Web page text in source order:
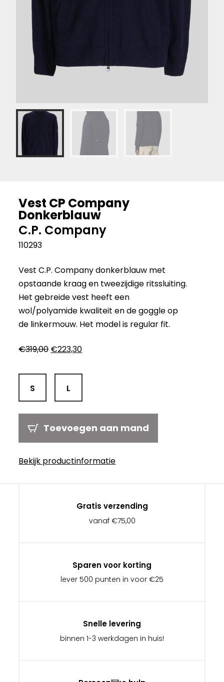
Vest CP Company
Donkerblauw
C.P. Company
110293
Vest C.P. Company donkerblauw met
opstaande kraag en tweezijdige ritssluiting.
Het gebreide vest heeft een
wol/polyamide kwaliteit en de goggle op
de linkermouw. Het model is regular fit.
€319,00 Oorspronkelijke
was:
€319,00.
€223,30Huidige
is:
S L
Toevoegen aan mand
Bekijk productinformatie
Gratis verzending
vanaf €75,00
Sparen voor korting
lever 500 punten in voor €25
Snelle levering
binnen 1-3 werkdagen in huis!